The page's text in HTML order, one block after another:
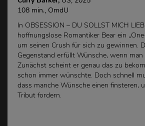
108 min., OmdU
In OBSESSION – DU SOLLST MICH
hoffnungslose Romantiker Bear ein
um seinen Crush für sich zu gewinnen.
Gegenstand erfüllt Wünsche, wenn
Zunächst scheint er genau das zu
schon immer wünschte. Doch schnell
dass manche Wünsche einen finsteren,
Tribut fordern.